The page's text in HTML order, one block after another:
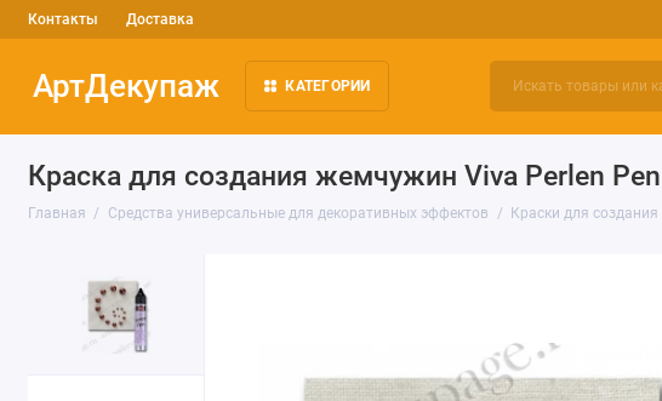
Контакты Доставка
АртДекупаж КАТЕГОРИИ
Краска для создания жемчужин Viva Perlen
Главная Средства универсальные для декоративных эффектов Краски для